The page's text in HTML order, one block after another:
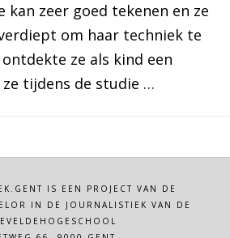
kan zeer goed tekenen en ze
om haar techniek te
ze als kind een
tijdens de studie …
IS EEN PROJECT VAN DE
IN DE JOURNALISTIEK VAN DE